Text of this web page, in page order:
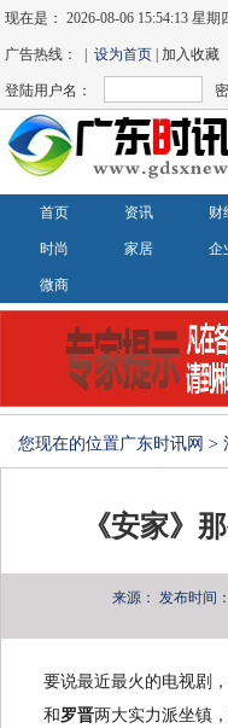
现在是：2026-08-06 15:54:13 星期
广告热线： |设为首页 | 加入收藏
登陆用户名：
首页 资讯 财
时尚 家居 企
微商
您现在的位置广东时讯网 >
《安家》
来源： 发布时间
要说最近最火的电视剧
和罗晋两大实力派坐镇